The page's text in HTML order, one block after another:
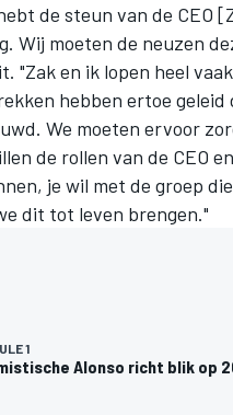
de steun van de CEO
Wij moeten de neuzen
"Zak en ik lopen heel
hebben ertoe
We moeten ervoor
de rollen van de CEO
je wil met de groep
dit tot leven brengen."
1
Alonso richt blik op